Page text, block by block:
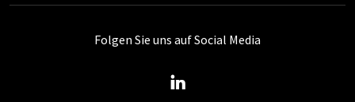
Folgen Sie uns auf Social Media